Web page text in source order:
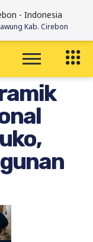
- Indonesia
Kab. Cirebon